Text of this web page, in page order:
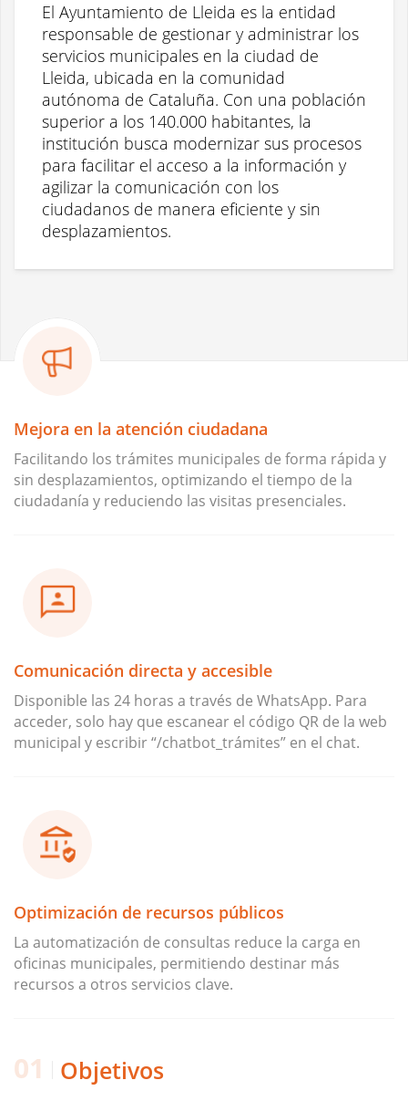
El Ayuntamiento de Lleida es la entidad
responsable de gestionar y administrar los
servicios municipales en la ciudad de
Lleida, ubicada en la comunidad
autónoma de Cataluña. Con una población
superior a los 140.000 habitantes, la
institución busca modernizar sus procesos
para facilitar el acceso a la información y
agilizar la comunicación con los
ciudadanos de manera eficiente y sin
desplazamientos.
Mejora en la atención ciudadana
Facilitando los trámites municipales de forma rápida y
sin desplazamientos, optimizando el tiempo de la
ciudadanía y reduciendo las visitas presenciales.
Comunicación directa y accesible
Disponible las 24 horas a través de WhatsApp. Para
acceder, solo hay que escanear el código QR de la web
municipal y escribir “/chatbot_trámites” en el chat.
Optimización de recursos públicos
La automatización de consultas reduce la carga en
oficinas municipales, permitiendo destinar más
recursos a otros servicios clave.
Objetivos